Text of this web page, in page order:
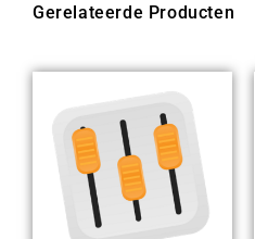
Gerelateerde Producten